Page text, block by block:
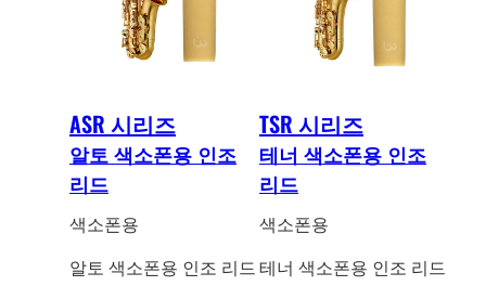
ASR 시리즈
알토 색소폰용 인조
리드
색소폰용
알토 색소폰용 인조 리드
TSR 시리즈
테너 색소폰용 인조
리드
색소폰용
테너 색소폰용 인조 리드